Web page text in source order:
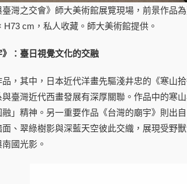
灣之交會》師大美術館展覽現場，前景作品
cm，私人收藏。師大美術館提供。
：臺日視覺文化的交融
，其中，日本近代洋畫先驅淺井忠的《寒山
臺灣近代西畫發展有深厚關聯。作品中的寒
」精神。另一重要作品《台灣的廟宇》則出
、翠綠樹影與深藍天空彼此交織，展現受野
國光影。